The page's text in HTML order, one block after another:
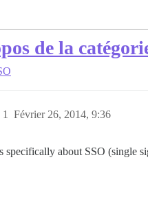
de la
Février 26, 2014, 9:36
1
specifically about SSO (single